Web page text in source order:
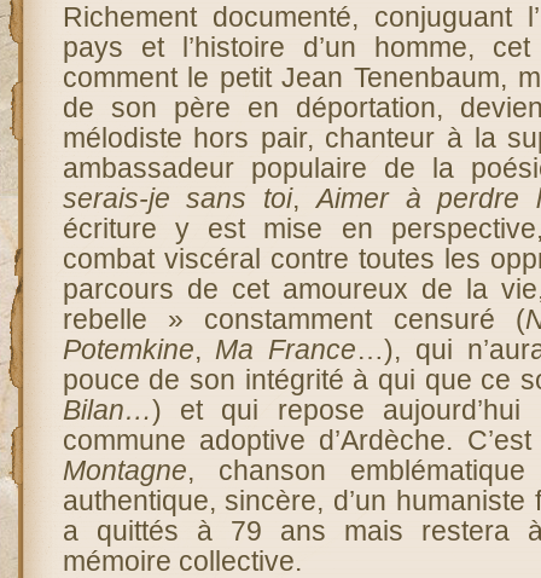
Richement documenté, conjuguant
pays et l’histoire d’un homme,
comment le petit Jean Tenenbaum,
de son père en déportation,
mélodiste hors pair, chanteur à la
ambassadeur populaire de la
serais-je sans toi,Aimer à perdre
écriture y est mise en
combat viscéral contre toutes les
parcours de cet amoureux de la
rebelle » constamment censuré (
Potemkine, Ma France…), qui
pouce de son intégrité à qui que ce
Bilan…) et qui repose aujourd’hui
commune adoptive d’Ardèche.
Montagne, chanson
authentique, sincère, d’un
a quittés à 79 ans mais restera
mémoire collective.